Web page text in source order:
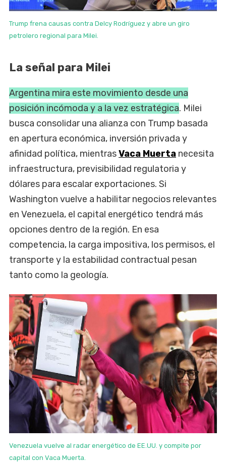
Trump frena causas contra Delcy Rodríguez y abre un giro
petrolero regional para Milei.
La señal para Milei
Argentina mira este movimiento desde una
posición incómoda y a la vez estratégica. Milei
busca consolidar una alianza con Trump basada
en apertura económica, inversión privada y
afinidad política, mientrasVaca Muerta necesita
infraestructura, previsibilidad regulatoria y
dólares para escalar exportaciones. Si
Washington vuelve a habilitar negocios relevantes
en Venezuela, el capital energético tendrá más
opciones dentro de la región. En esa
competencia, la carga impositiva, los permisos, el
transporte y la estabilidad contractual pesan
tanto como la geología.
Venezuela vuelve al radar energético de EE.UU. y compite por
capital con Vaca Muerta.